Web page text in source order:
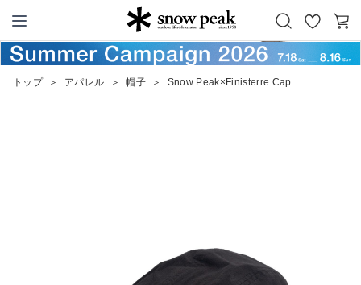
Snow Peak
お
気
カ
ー
トップ ＞ アパレル ＞ 帽子 ＞ Snow Peak×Finisterre Cap